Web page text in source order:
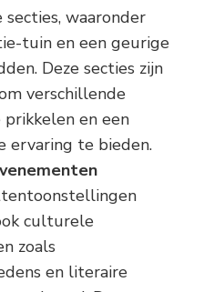
secties, waaronder
tuin en een geurige
Deze secties zijn
verschillende
en een
ervaring te bieden.
culturele
zoals
en literaire